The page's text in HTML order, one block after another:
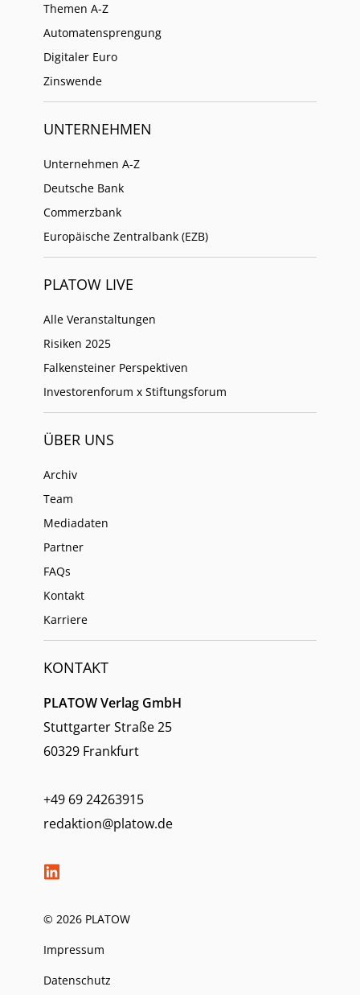
Themen A-Z
Automatensprengung
Digitaler Euro
Zinswende
UNTERNEHMEN
Unternehmen A-Z
Deutsche Bank
Commerzbank
Europäische Zentralbank (EZB)
PLATOW LIVE
Alle Veranstaltungen
Risiken 2025
Falkensteiner Perspektiven
Investorenforum x Stiftungsforum
ÜBER UNS
Archiv
Team
Mediadaten
Partner
FAQs
Kontakt
Karriere
KONTAKT
PLATOW Verlag GmbH
Stuttgarter Straße 25
60329 Frankfurt
+49 69 24263915
redaktion@platow.de
© 2026 PLATOW
Impressum
Datenschutz